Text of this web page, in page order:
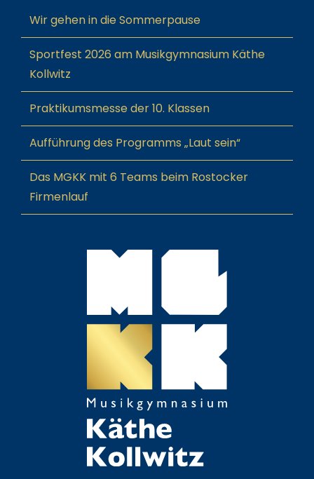
Wir gehen in die Sommerpause
Sportfest 2026 am Musikgymnasium Käthe
Kollwitz
Praktikumsmesse der 10. Klassen
Aufführung des Programms „Laut sein“
Das MGKK mit 6 Teams beim Rostocker
Firmenlauf